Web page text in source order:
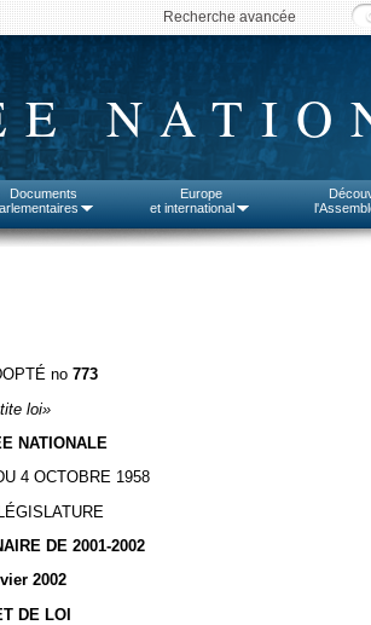
Recherche avancée
Documents
Europe
et international
no 773
loi»
NATIONALE
4 OCTOBRE 1958
DE 2001-2002
2002
DE LOI